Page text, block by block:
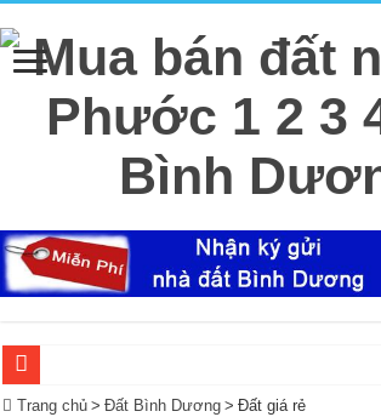
Ký Gửi Đất Bình Dương Miễn Phí giúp mua bán nhanh
Trang chủ > Đất Bình Dương > Đất giá rẻ